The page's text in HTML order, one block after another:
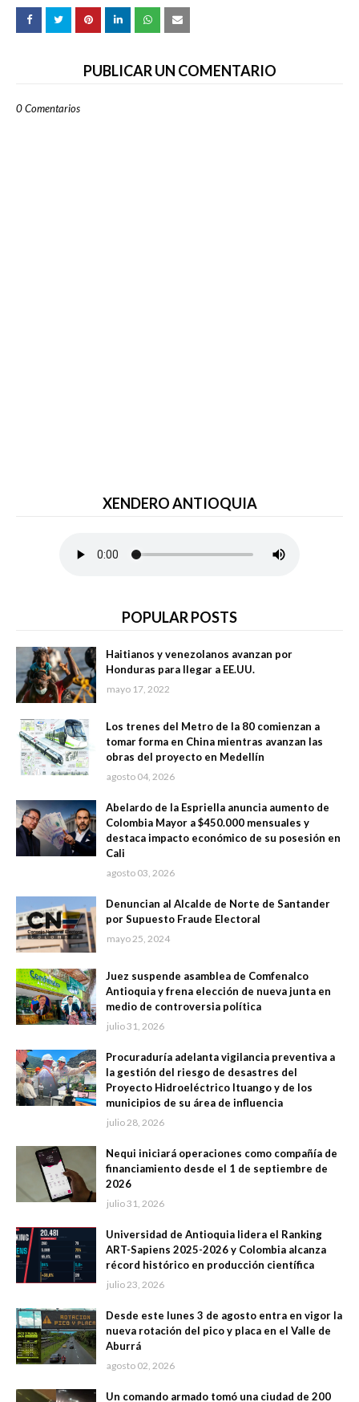
PUBLICAR UN COMENTARIO
0 Comentarios
XENDERO ANTIOQUIA
POPULAR POSTS
Haitianos y venezolanos avanzan por
Honduras para llegar a EE.UU.
mayo 17, 2022
Los trenes del Metro de la 80 comienzan a
tomar forma en China mientras avanzan las
obras del proyecto en Medellín
agosto 04, 2026
Abelardo de la Espriella anuncia aumento de
Colombia Mayor a $450.000 mensuales y
destaca impacto económico de su posesión en
Cali
agosto 03, 2026
Denuncian al Alcalde de Norte de Santander
por Supuesto Fraude Electoral
mayo 25, 2024
Juez suspende asamblea de Comfenalco
Antioquia y frena elección de nueva junta en
medio de controversia política
julio 31, 2026
Procuraduría adelanta vigilancia preventiva a
la gestión del riesgo de desastres del
Proyecto Hidroeléctrico Ituango y de los
municipios de su área de influencia
julio 28, 2026
Nequi iniciará operaciones como compañía de
financiamiento desde el 1 de septiembre de
2026
julio 31, 2026
Universidad de Antioquia lidera el Ranking
ART-Sapiens 2025-2026 y Colombia alcanza
récord histórico en producción científica
julio 23, 2026
Desde este lunes 3 de agosto entra en vigor la
nueva rotación del pico y placa en el Valle de
Aburrá
agosto 02, 2026
Un comando armado tomó una ciudad de 200